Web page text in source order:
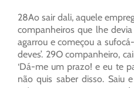
28Ao sair dali, aquele
companheiros que lhe
agarrou e começou a
deves’. 29O companheiro,
‘Dá-me um prazo! e eu te
não quis saber disso. Saiu